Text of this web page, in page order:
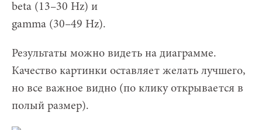
beta (13–30 Hz) и
gamma (30–49 Hz).
Результаты можно видеть на диаграмме.
Качество картинки оставляет желать лучшего,
но все важное видно (по клику открывается в
полый размер).